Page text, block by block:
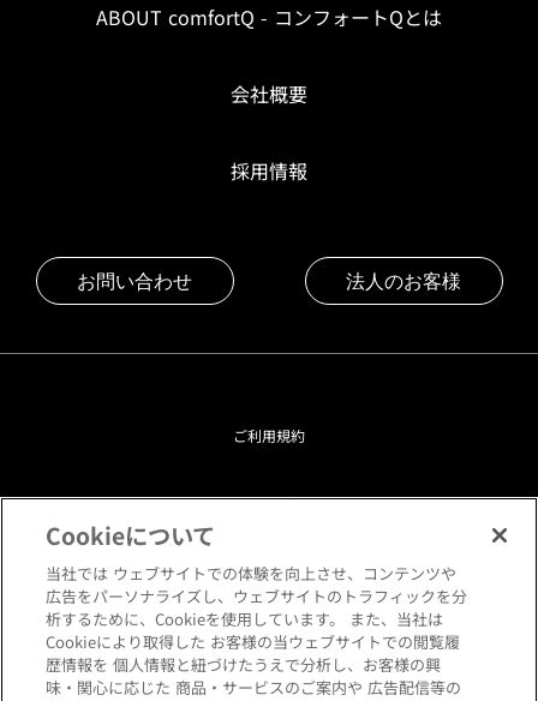
ABOUT comfortQ - コンフォートQとは
会社概要
採用情報
お問い合わせ 法人のお客様
ご利用規約
プライバシーポリシー
クッキーポリシー
閲覧環境について
Cookieについて
当社では ウェブサイトでの体験を向上させ、コンテンツや
広告をパーソナライズし、ウェブサイトのトラフィックを分
析するために、Cookieを使用しています。 また、当社は
Cookieにより取得した お客様の当ウェブサイトでの閲覧履
歴情報を 個人情報と紐づけたうえで分析し、お客様の興
味・関心に応じた 商品・サービスのご案内や 広告配信等の